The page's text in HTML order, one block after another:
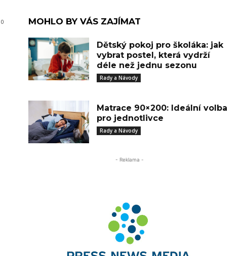
0 MOHLO BY VÁS ZAJÍMAT
Dětský pokoj pro školáka: jak
vybrat postel, která vydrží
déle než jednu sezonu
Rady a Návody
Matrace 90×200: Ideální volba
pro jednotlivce
Rady a Návody
- Reklama -